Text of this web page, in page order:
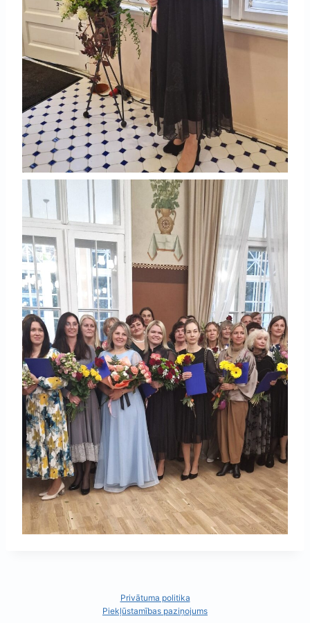
Privātuma politika
Piekļūstamības paziņojums